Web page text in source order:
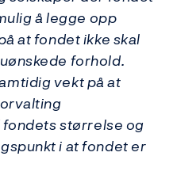
å legge opp
at fondet ikke skal
forhold.
vekt på at
størrelse og
i at fondet er